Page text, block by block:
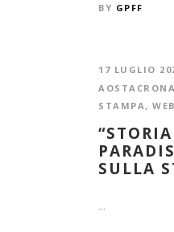
BY GPFF
17 LUGLIO
STAMPA , WEB
SULLA
...